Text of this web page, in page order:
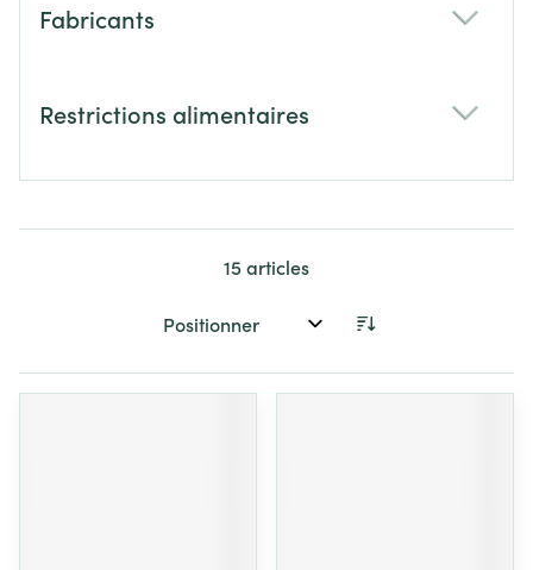
Fabricants
Restrictions alimentaires
15articles
Trier par: